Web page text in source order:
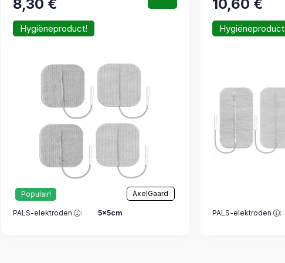
8,30 €
Hygiëneproduct!
Populair! AxelGaard
PALS-elektroden : 5x5cm
10,60 €
PALS-elektroden :